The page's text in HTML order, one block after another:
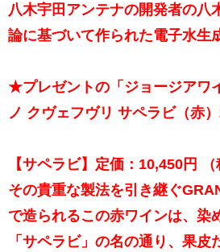
八木宇田アンテナの開発者の八
論に基づいて作られた電子水生
★プレゼントの「ジョージアワ
ノ クヴェフヴリ サペラビ（赤
【サペラビ】定価：10,450円 （
その貴重な製法を引き継ぐ
で造られるこの赤ワインは、染
「サペラビ」の名の通り、果皮